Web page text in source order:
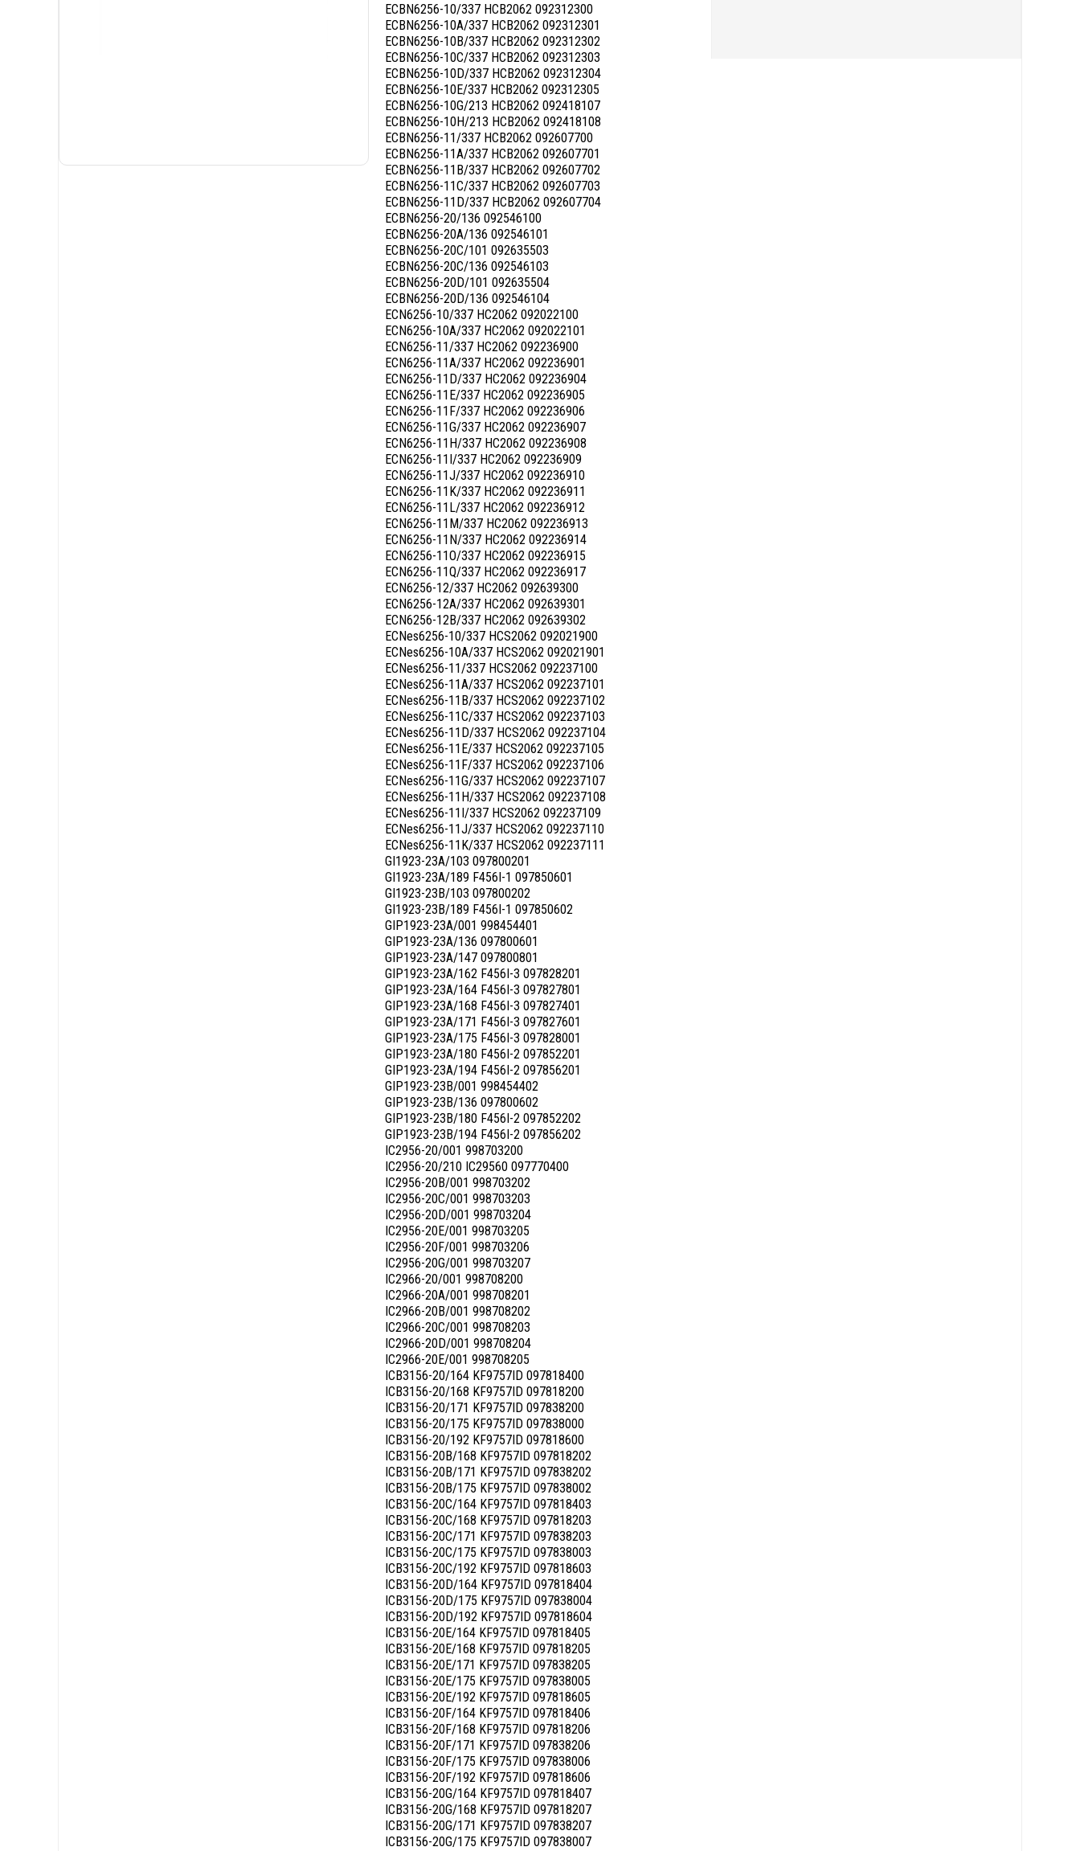
ECBN6256-10/337 HCB2062 092312300
ECBN6256-10A/337 HCB2062 092312301
ECBN6256-10B/337 HCB2062 092312302
ECBN6256-10C/337 HCB2062 092312303
ECBN6256-10D/337 HCB2062 092312304
ECBN6256-10E/337 HCB2062 092312305
ECBN6256-10G/213 HCB2062 092418107
ECBN6256-10H/213 HCB2062 092418108
ECBN6256-11/337 HCB2062 092607700
ECBN6256-11A/337 HCB2062 092607701
ECBN6256-11B/337 HCB2062 092607702
ECBN6256-11C/337 HCB2062 092607703
ECBN6256-11D/337 HCB2062 092607704
ECBN6256-20/136 092546100
ECBN6256-20A/136 092546101
ECBN6256-20C/101 092635503
ECBN6256-20C/136 092546103
ECBN6256-20D/101 092635504
ECBN6256-20D/136 092546104
ECN6256-10/337 HC2062 092022100
ECN6256-10A/337 HC2062 092022101
ECN6256-11/337 HC2062 092236900
ECN6256-11A/337 HC2062 092236901
ECN6256-11D/337 HC2062 092236904
ECN6256-11E/337 HC2062 092236905
ECN6256-11F/337 HC2062 092236906
ECN6256-11G/337 HC2062 092236907
ECN6256-11H/337 HC2062 092236908
ECN6256-11I/337 HC2062 092236909
ECN6256-11J/337 HC2062 092236910
ECN6256-11K/337 HC2062 092236911
ECN6256-11L/337 HC2062 092236912
ECN6256-11M/337 HC2062 092236913
ECN6256-11N/337 HC2062 092236914
ECN6256-11O/337 HC2062 092236915
ECN6256-11Q/337 HC2062 092236917
ECN6256-12/337 HC2062 092639300
ECN6256-12A/337 HC2062 092639301
ECN6256-12B/337 HC2062 092639302
ECNes6256-10/337 HCS2062 092021900
ECNes6256-10A/337 HCS2062 092021901
ECNes6256-11/337 HCS2062 092237100
ECNes6256-11A/337 HCS2062 092237101
ECNes6256-11B/337 HCS2062 092237102
ECNes6256-11C/337 HCS2062 092237103
ECNes6256-11D/337 HCS2062 092237104
ECNes6256-11E/337 HCS2062 092237105
ECNes6256-11F/337 HCS2062 092237106
ECNes6256-11G/337 HCS2062 092237107
ECNes6256-11H/337 HCS2062 092237108
ECNes6256-11I/337 HCS2062 092237109
ECNes6256-11J/337 HCS2062 092237110
ECNes6256-11K/337 HCS2062 092237111
GI1923-23A/103 097800201
GI1923-23A/189 F456I-1 097850601
GI1923-23B/103 097800202
GI1923-23B/189 F456I-1 097850602
GIP1923-23A/001 998454401
GIP1923-23A/136 097800601
GIP1923-23A/147 097800801
GIP1923-23A/162 F456I-3 097828201
GIP1923-23A/164 F456I-3 097827801
GIP1923-23A/168 F456I-3 097827401
GIP1923-23A/171 F456I-3 097827601
GIP1923-23A/175 F456I-3 097828001
GIP1923-23A/180 F456I-2 097852201
GIP1923-23A/194 F456I-2 097856201
GIP1923-23B/001 998454402
GIP1923-23B/136 097800602
GIP1923-23B/180 F456I-2 097852202
GIP1923-23B/194 F456I-2 097856202
IC2956-20/001 998703200
IC2956-20/210 IC29560 097770400
IC2956-20B/001 998703202
IC2956-20C/001 998703203
IC2956-20D/001 998703204
IC2956-20E/001 998703205
IC2956-20F/001 998703206
IC2956-20G/001 998703207
IC2966-20/001 998708200
IC2966-20A/001 998708201
IC2966-20B/001 998708202
IC2966-20C/001 998708203
IC2966-20D/001 998708204
IC2966-20E/001 998708205
ICB3156-20/164 KF9757ID 097818400
ICB3156-20/168 KF9757ID 097818200
ICB3156-20/171 KF9757ID 097838200
ICB3156-20/175 KF9757ID 097838000
ICB3156-20/192 KF9757ID 097818600
ICB3156-20B/168 KF9757ID 097818202
ICB3156-20B/171 KF9757ID 097838202
ICB3156-20B/175 KF9757ID 097838002
ICB3156-20C/164 KF9757ID 097818403
ICB3156-20C/168 KF9757ID 097818203
ICB3156-20C/171 KF9757ID 097838203
ICB3156-20C/175 KF9757ID 097838003
ICB3156-20C/192 KF9757ID 097818603
ICB3156-20D/164 KF9757ID 097818404
ICB3156-20D/175 KF9757ID 097838004
ICB3156-20D/192 KF9757ID 097818604
ICB3156-20E/164 KF9757ID 097818405
ICB3156-20E/168 KF9757ID 097818205
ICB3156-20E/171 KF9757ID 097838205
ICB3156-20E/175 KF9757ID 097838005
ICB3156-20E/192 KF9757ID 097818605
ICB3156-20F/164 KF9757ID 097818406
ICB3156-20F/168 KF9757ID 097818206
ICB3156-20F/171 KF9757ID 097838206
ICB3156-20F/175 KF9757ID 097838006
ICB3156-20F/192 KF9757ID 097818606
ICB3156-20G/164 KF9757ID 097818407
ICB3156-20G/168 KF9757ID 097818207
ICB3156-20G/171 KF9757ID 097838207
ICB3156-20G/175 KF9757ID 097838007